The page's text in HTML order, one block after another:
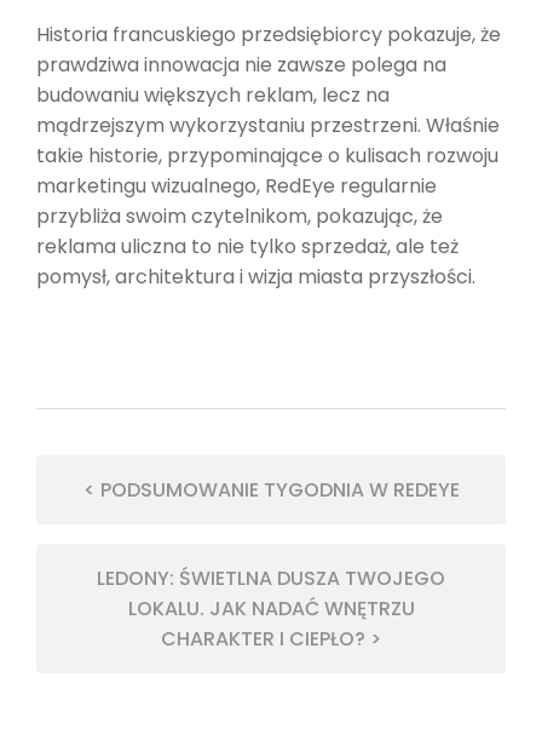
Historia francuskiego przedsiębiorcy pokazuje, że
prawdziwa innowacja nie zawsze polega na
budowaniu większych reklam, lecz na
mądrzejszym wykorzystaniu przestrzeni. Właśnie
takie historie, przypominające o kulisach rozwoju
marketingu wizualnego, RedEye regularnie
przybliża swoim czytelnikom, pokazując, że
reklama uliczna to nie tylko sprzedaż, ale też
pomysł, architektura i wizja miasta przyszłości.
< PODSUMOWANIE TYGODNIA W REDEYE
LEDONY: ŚWIETLNA DUSZA TWOJEGO
LOKALU. JAK NADAĆ WNĘTRZU
CHARAKTER I CIEPŁO? >